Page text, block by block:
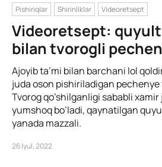
Pishiriqlar
Shirinliklar Videoretsept
Videoretsept:
bilan tvorogli
Ajoyib ta’mi bilan barchani lol
juda oson pishiriladigan
Tvorog qo’shilganligi sababli
yumshoq bo’ladi, qaynatilgan
yanada mazzali.
26 Iyul, 2022